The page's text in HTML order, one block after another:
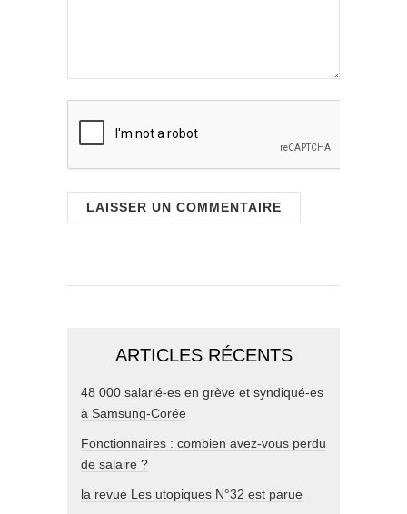
ARTICLES RÉCENTS
48 000 salarié-es en grève et syndiqué-es
à Samsung-Corée
Fonctionnaires : combien avez-vous perdu
de salaire ?
la revue Les utopiques N°32 est parue